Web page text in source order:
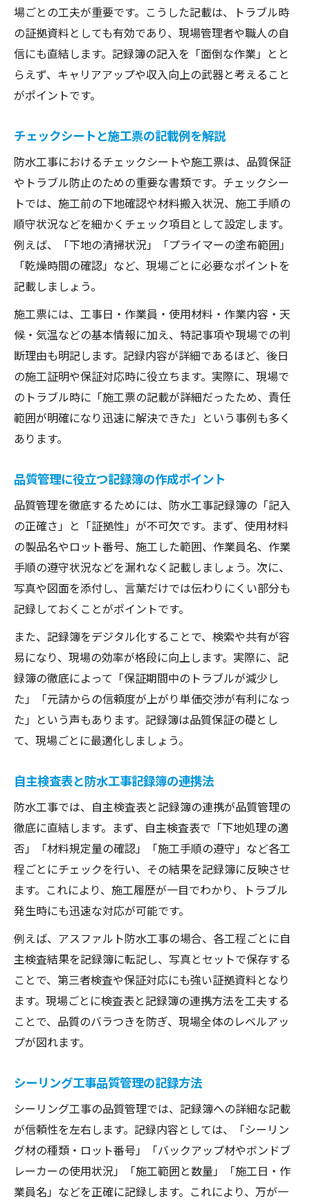
場ごとの工夫が重要です。こうした記載は、トラブル時
の証拠資料としても有効であり、現場管理者や職人の自
信にも直結します。記録簿の記入を「面倒な作業」とと
らえず、キャリアアップや収入向上の武器と考えること
がポイントです。
チェックシートと施工票の記載例を解説
防水工事におけるチェックシートや施工票は、品質保証
やトラブル防止のための重要な書類です。チェックシー
トでは、施工前の下地確認や材料搬入状況、施工手順の
順守状況などを細かくチェック項目として設定します。
例えば、「下地の清掃状況」「プライマーの塗布範囲」
「乾燥時間の確認」など、現場ごとに必要なポイントを
記載しましょう。
施工票には、工事日・作業員・使用材料・作業内容・天
候・気温などの基本情報に加え、特記事項や現場での判
断理由も明記します。記録内容が詳細であるほど、後日
の施工証明や保証対応時に役立ちます。実際に、現場で
のトラブル時に「施工票の記載が詳細だったため、責任
範囲が明確になり迅速に解決できた」という事例も多く
あります。
品質管理に役立つ記録簿の作成ポイント
品質管理を徹底するためには、防水工事記録簿の「記入
の正確さ」と「証拠性」が不可欠です。まず、使用材料
の製品名やロット番号、施工した範囲、作業員名、作業
手順の遵守状況などを漏れなく記載しましょう。次に、
写真や図面を添付し、言葉だけでは伝わりにくい部分も
記録しておくことがポイントです。
また、記録簿をデジタル化することで、検索や共有が容
易になり、現場の効率が格段に向上します。実際に、記
録簿の徹底によって「保証期間中のトラブルが減少し
た」「元請からの信頼度が上がり単価交渉が有利になっ
た」という声もあります。記録簿は品質保証の礎とし
て、現場ごとに最適化しましょう。
自主検査表と防水工事記録簿の連携法
防水工事では、自主検査表と記録簿の連携が品質管理の
徹底に直結します。まず、自主検査表で「下地処理の適
否」「材料規定量の確認」「施工手順の遵守」など各工
程ごとにチェックを行い、その結果を記録簿に反映させ
ます。これにより、施工履歴が一目でわかり、トラブル
発生時にも迅速な対応が可能です。
例えば、アスファルト防水工事の場合、各工程ごとに自
主検査結果を記録簿に転記し、写真とセットで保存する
ことで、第三者検査や保証対応にも強い証拠資料となり
ます。現場ごとに検査表と記録簿の連携方法を工夫する
ことで、品質のバラつきを防ぎ、現場全体のレベルアッ
プが図れます。
シーリング工事品質管理の記録方法
シーリング工事の品質管理では、記録簿への詳細な記載
が信頼性を左右します。記録内容としては、「シーリン
グ材の種類・ロット番号」「バックアップ材やボンドブ
レーカーの使用状況」「施工範囲と数量」「施工日・作
業員名」などを正確に記録します。これにより、万が一